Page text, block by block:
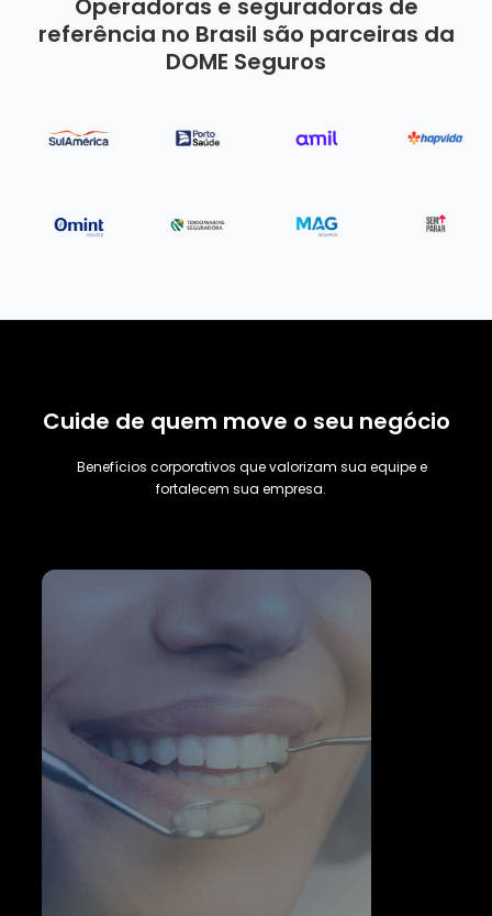
Operadoras e seguradoras de
referência no Brasil são parceiras da
DOME Seguros
Cuide de quem move o seu negócio
Benefícios corporativos que valorizam sua equipe e
fortalecem sua empresa.
Proteção que valoriza a vida e dá tranquilidade aos